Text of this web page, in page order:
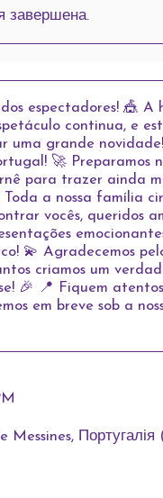
завершена.
espectadores! 🎪 A
continua, e
uma grande
🚀 Preparamos
para trazer ainda
a nossa família
vocês, queridos
💫 Agradecemos
criamos um
🎉 📍 Fiquem
em breve sob a
Messines, Португалія (